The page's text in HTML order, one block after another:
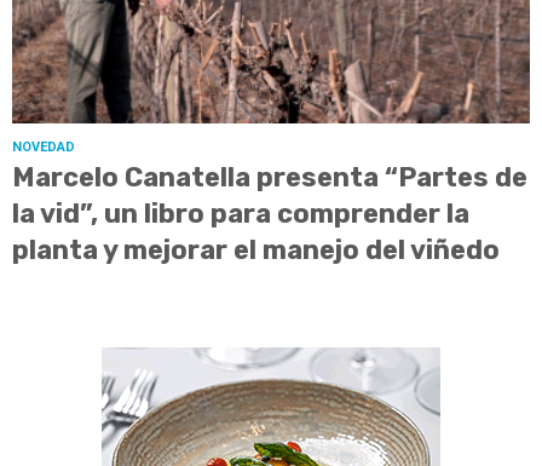
NOVEDAD
Marcelo Canatella presenta “Partes de
la vid”, un libro para comprender la
planta y mejorar el manejo del viñedo